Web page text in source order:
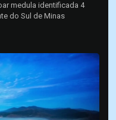
medula identificada 4
do Sul de Minas